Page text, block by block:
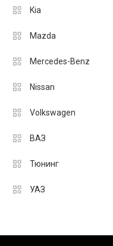
Kia
Mazda
Mercedes-Benz
Nissan
Volkswagen
ВАЗ
Тюнинг
УАЗ